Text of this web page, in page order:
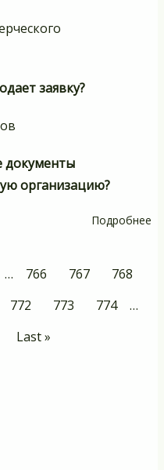
заявку?
документы
организацию?
Подробнее
… Page
766 Page
767 Page
768
Page
772 Page
773 Page
774
…
Последняя
Last »